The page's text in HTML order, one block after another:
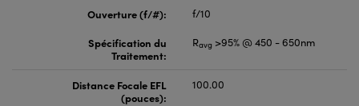
Ouverture (f/#):
f/10
Spécification du
Traitement:
Ravg >95% @ 450 - 650nm
Distance Focale EFL
(pouces):
100.00